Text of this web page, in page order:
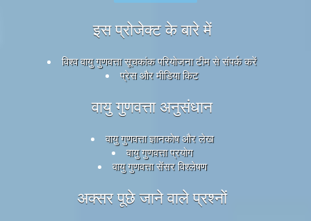
इस प्रोजेक्ट के बारे में
विश्व वायु गुणवत्ता सूचकांक परियोजना टीम से संपर्क करें
प्रेस और मीडिया किट
वायु गुणवत्ता अनुसंधान
वायु गुणवत्ता ज्ञानकोष और लेख
वायु गुणवत्ता प्रयोग
वायु गुणवत्ता सेंसर विश्लेषण
अक्सर पूछे जाने वाले प्रश्नों